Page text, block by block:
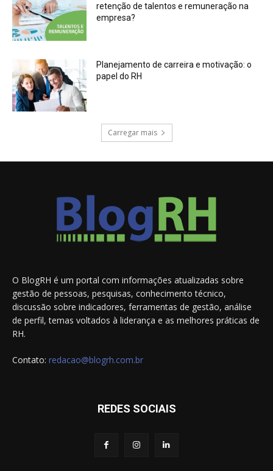
retenção de talentos e remuneração na
empresa?
Planejamento de carreira e motivação: o
papel do RH
Carregar mais
O BlogRH é um portal com informações atualizadas sobre
gestão de pessoas, pesquisas, conhecimento técnico,
discussão sobre indicadores, ferramentas de gestão, análise
de perfil, temas voltados à liderança e as melhores práticas de
RH.
Contato: redacao@blogrh.com.br
REDES SOCIAIS